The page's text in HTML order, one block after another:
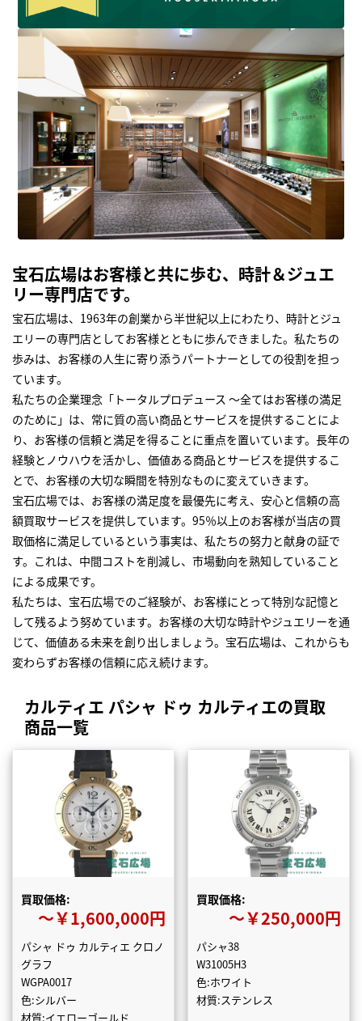
宝石広場はお客様と共に歩む、時計＆ジュエ
リー専門店です。
宝石広場は、1963年の創業から半世紀以上にわたり、時計とジュ
エリーの専門店としてお客様とともに歩んできました。私たちの
歩みは、お客様の人生に寄り添うパートナーとしての役割を担っ
ています。
私たちの企業理念「トータルプロデュース ～全てはお客様の満足
のために」は、常に質の高い商品とサービスを提供することによ
り、お客様の信頼と満足を得ることに重点を置いています。長年の
経験とノウハウを活かし、価値ある商品とサービスを提供するこ
とで、お客様の大切な瞬間を特別なものに変えていきます。
宝石広場では、お客様の満足度を最優先に考え、安心と信頼の高
額買取サービスを提供しています。95％以上のお客様が当店の買
取価格に満足しているという事実は、私たちの努力と献身の証で
す。これは、中間コストを削減し、市場動向を熟知していること
による成果です。
私たちは、宝石広場でのご経験が、お客様にとって特別な記憶と
して残るよう努めています。お客様の大切な時計やジュエリーを通
じて、価値ある未来を創り出しましょう。宝石広場は、これからも
変わらずお客様の信頼に応え続けます。
カルティエ パシャ ドゥ カルティエの買取
商品一覧
買取価格:
〜￥1,600,000円
パシャ ドゥ カルティエ クロノ
グラフ
WGPA0017
色:シルバー
材質:イエローゴールド
買取価格:
〜￥250,000円
パシャ38
W31005H3
色:ホワイト
材質:ステンレス